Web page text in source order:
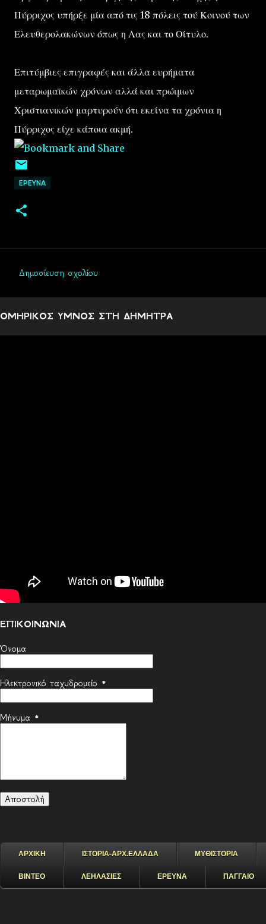
Πύρριχος υπήρξε μία από τις 18 πόλεις τού Κοινού των
Ελευθερολακώνων όπως η Λας και το Οίτυλο.
Επιτύμβιες επιγραφές και άλλα ευρήματα
μεταρωμαϊκών χρόνων αλλά και πρώιμων
Χριστιανικών μαρτυρούν ότι εκείνα τα χρόνια η
Πύρριχος είχε κάποια ακμή.
EΡΕΥΝΑ
ό
λ
Δημοσίευση σχολίου
ΟΜΗΡΙΚΟΣ ΥΜΝΟΣ ΣΤΗ ΔΗΜΗΤΡΑ
ΕΠΙΚΟΙΝΩΝΙΑ
Όνομα
Ηλεκτρονικό ταχυδρομείο *
Μήνυμα *
ΑΡΧΙΚΗ ΙΣΤΟΡΙΑ-ΑΡΧ.ΕΛΛΑΔΑ ΜΥΘΙΣΤΟΡΙΑ
ΒΙΝΤΕΟ ΛΕΗΛΑΣΙΕΣ ΕΡΕΥΝΑ ΠΑΓΓΑΙΟ